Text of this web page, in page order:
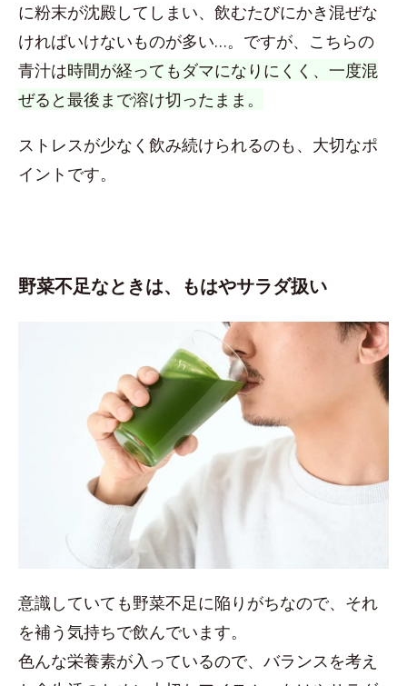
に粉末が沈殿してしまい、飲むたびにかき混ぜな
ければいけないものが多い…。ですが、こちらの
青汁は時間が経ってもダマになりにくく、一度混
ぜると最後まで溶け切ったまま。
ストレスが少なく飲み続けられるのも、大切なポ
イントです。
野菜不足なときは、もはやサラダ扱い
意識していても野菜不足に陥りがちなので、それ
を補う気持ちで飲んでいます。
色んな栄養素が入っているので、バランスを考え